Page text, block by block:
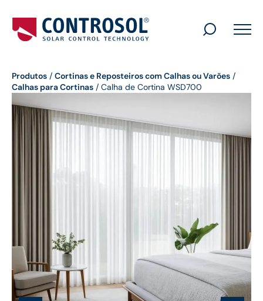
Produtos / Cortinas e Reposteiros com Calhas ou Varões /
Calhas para Cortinas / Calha de Cortina WSD700